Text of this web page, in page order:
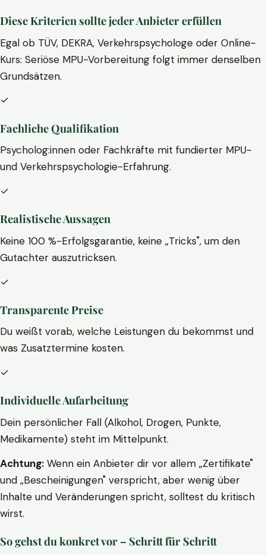
Diese Kriterien sollte jeder Anbieter erfüllen
Egal ob TÜV, DEKRA, Verkehrspsychologe oder Online-
Kurs: Seriöse MPU-Vorbereitung folgt immer denselben
Grundsätzen.
✓
Fachliche Qualifikation
Psycholog:innen oder Fachkräfte mit fundierter MPU-
und Verkehrspsychologie-Erfahrung.
✓
Realistische Aussagen
Keine 100 %-Erfolgsgarantie, keine „Tricks", um den
Gutachter auszutricksen.
✓
Transparente Preise
Du weißt vorab, welche Leistungen du bekommst und
was Zusatztermine kosten.
✓
Individuelle Aufarbeitung
Dein persönlicher Fall (Alkohol, Drogen, Punkte,
Medikamente) steht im Mittelpunkt.
Achtung: Wenn ein Anbieter dir vor allem „Zertifikate"
und „Bescheinigungen" verspricht, aber wenig über
Inhalte und Veränderungen spricht, solltest du kritisch
wirst.
So gehst du konkret vor – Schritt für Schritt